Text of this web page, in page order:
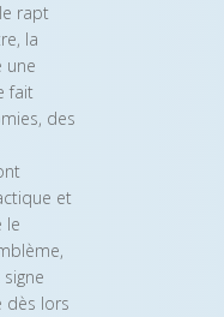
rapt
la
une
fait
des
et
le
dès lors